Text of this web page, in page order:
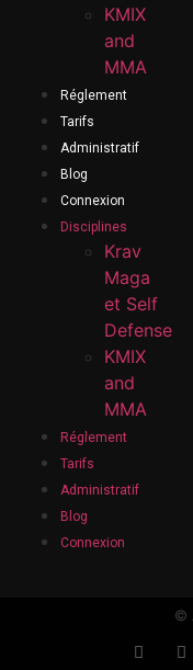
KMIX
and
MMA
Réglement
Tarifs
Administratif
Blog
Connexion
Disciplines
Krav
Maga
et Self
Defense
KMIX
and
MMA
Réglement
Tarifs
Administratif
Blog
Connexion
©